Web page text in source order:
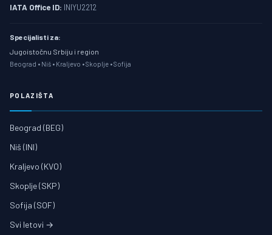
IATA Office ID: INIYU2212
Specijalisti za:
Jugoistočnu Srbiju i region
Beograd • Niš • Kraljevo • Skoplje • Sofija
POLAZIŠTA
Beograd (BEG)
Niš (INI)
Kraljevo (KVO)
Skoplje (SKP)
Sofija (SOF)
Svi letovi →